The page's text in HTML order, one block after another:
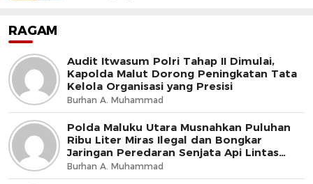
RAGAM
Audit Itwasum Polri Tahap II Dimulai,
Kapolda Malut Dorong Peningkatan Tata
Kelola Organisasi yang Presisi
Burhan A. Muhammad
Polda Maluku Utara Musnahkan Puluhan
Ribu Liter Miras Ilegal dan Bongkar
Jaringan Peredaran Senjata Api Lintas
Negara
Burhan A. Muhammad